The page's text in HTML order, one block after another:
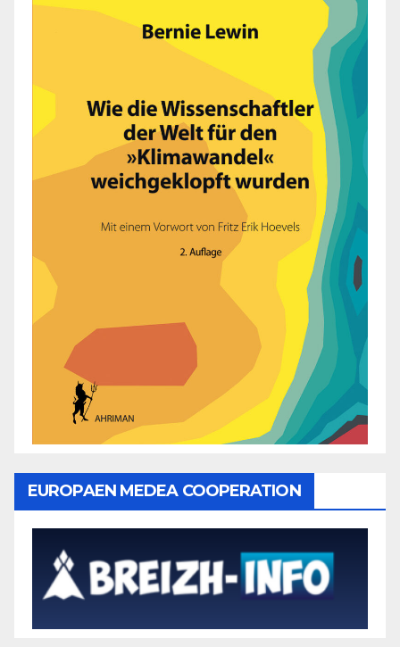
EUROPAEN MEDEA COOPERATION